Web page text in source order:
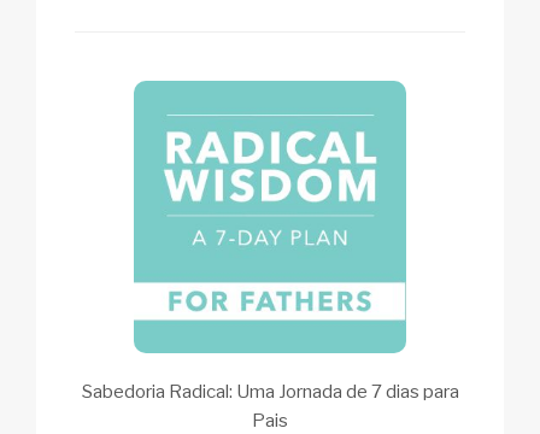
Sabedoria Radical: Uma Jornada de 7 dias para
Pais